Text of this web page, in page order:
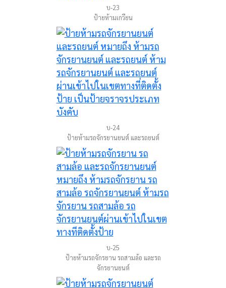
บ-23
ป้ายห้ามเกวียน
บ-24
ป้ายห้ามรถจักรยานยนต์ และรถยนต์
บ-25
ป้ายห้ามรถจักรยาน รถสามล้อ และรถ
จักรยานยนต์